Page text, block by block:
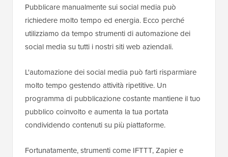
Pubblicare manualmente sui social media può
richiedere molto tempo ed energia. Ecco perché
utilizziamo da tempo strumenti di automazione dei
social media su tutti i nostri siti web aziendali.
L'automazione dei social media può farti risparmiare
molto tempo gestendo attività ripetitive. Un
programma di pubblicazione costante mantiene il tuo
pubblico coinvolto e aumenta la tua portata
condividendo contenuti su più piattaforme.
Fortunatamente, strumenti come IFTTT, Zapier e